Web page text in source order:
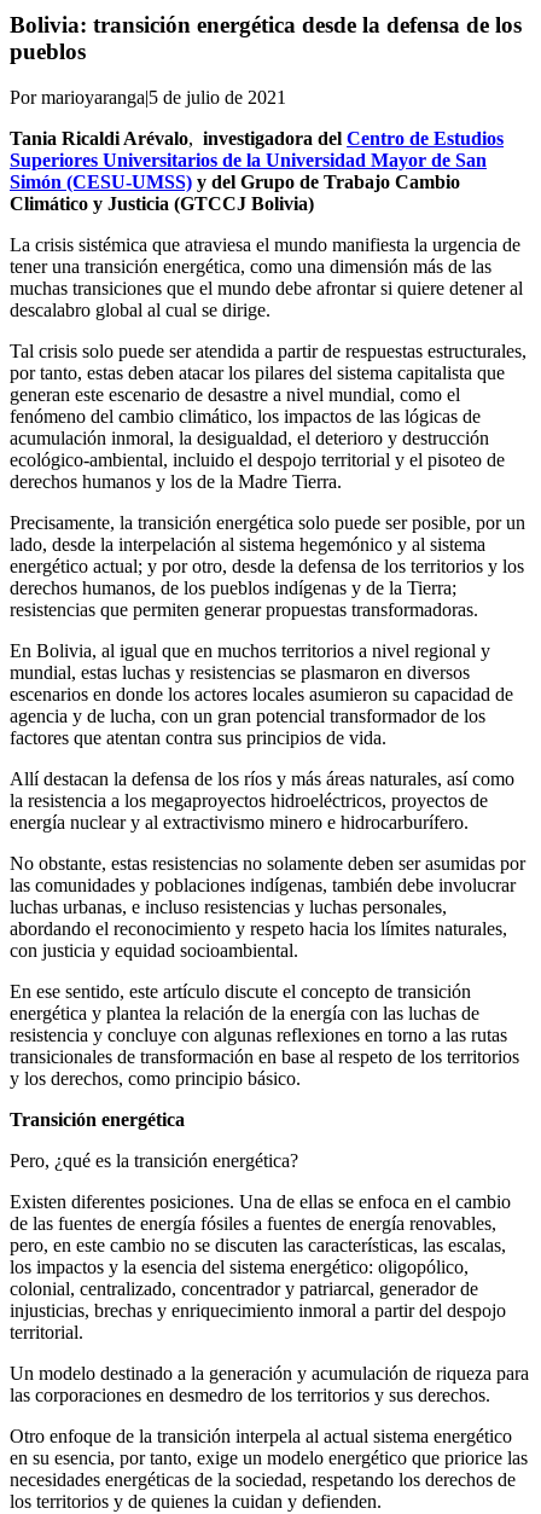
Bolivia: transición energética desde la defensa de los
pueblos
Por marioyaranga|5 de julio de 2021
Tania Ricaldi Arévalo, investigadora del Centro de Estudios
Superiores Universitarios de la Universidad Mayor de San
Simón (CESU-UMSS) y del Grupo de Trabajo Cambio
Climático y Justicia (GTCCJ Bolivia)
La crisis sistémica que atraviesa el mundo manifiesta la urgencia de
tener una transición energética, como una dimensión más de las
muchas transiciones que el mundo debe afrontar si quiere detener al
descalabro global al cual se dirige.
Tal crisis solo puede ser atendida a partir de respuestas estructurales,
por tanto, estas deben atacar los pilares del sistema capitalista que
generan este escenario de desastre a nivel mundial, como el
fenómeno del cambio climático, los impactos de las lógicas de
acumulación inmoral, la desigualdad, el deterioro y destrucción
ecológico-ambiental, incluido el despojo territorial y el pisoteo de
derechos humanos y los de la Madre Tierra.
Precisamente, la transición energética solo puede ser posible, por un
lado, desde la interpelación al sistema hegemónico y al sistema
energético actual; y por otro, desde la defensa de los territorios y los
derechos humanos, de los pueblos indígenas y de la Tierra;
resistencias que permiten generar propuestas transformadoras.
En Bolivia, al igual que en muchos territorios a nivel regional y
mundial, estas luchas y resistencias se plasmaron en diversos
escenarios en donde los actores locales asumieron su capacidad de
agencia y de lucha, con un gran potencial transformador de los
factores que atentan contra sus principios de vida.
Allí destacan la defensa de los ríos y más áreas naturales, así como
la resistencia a los megaproyectos hidroeléctricos, proyectos de
energía nuclear y al extractivismo minero e hidrocarburífero.
No obstante, estas resistencias no solamente deben ser asumidas por
las comunidades y poblaciones indígenas, también debe involucrar
luchas urbanas, e incluso resistencias y luchas personales,
abordando el reconocimiento y respeto hacia los límites naturales,
con justicia y equidad socioambiental.
En ese sentido, este artículo discute el concepto de transición
energética y plantea la relación de la energía con las luchas de
resistencia y concluye con algunas reflexiones en torno a las rutas
transicionales de transformación en base al respeto de los territorios
y los derechos, como principio básico.
Transición energética
Pero, ¿qué es la transición energética?
Existen diferentes posiciones. Una de ellas se enfoca en el cambio
de las fuentes de energía fósiles a fuentes de energía renovables,
pero, en este cambio no se discuten las características, las escalas,
los impactos y la esencia del sistema energético: oligopólico,
colonial, centralizado, concentrador y patriarcal, generador de
injusticias, brechas y enriquecimiento inmoral a partir del despojo
territorial.
Un modelo destinado a la generación y acumulación de riqueza para
las corporaciones en desmedro de los territorios y sus derechos.
Otro enfoque de la transición interpela al actual sistema energético
en su esencia, por tanto, exige un modelo energético que priorice las
necesidades energéticas de la sociedad, respetando los derechos de
los territorios y de quienes la cuidan y defienden.